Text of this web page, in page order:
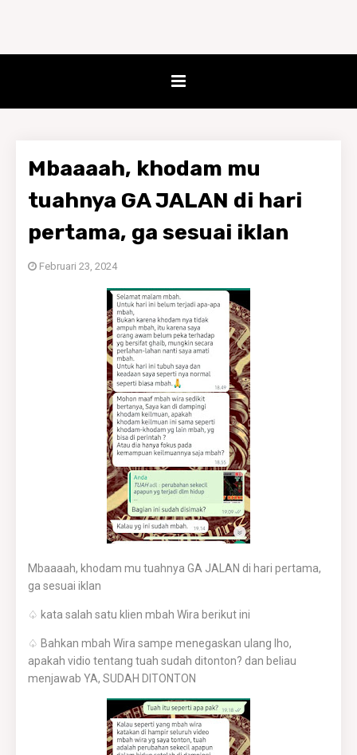
Mbaaaah, khodam mu
tuahnya GA JALAN di hari
pertama, ga sesuai iklan
Februari 23, 2024
Mbaaaah, khodam mu tuahnya GA JALAN di hari pertama,
ga sesuai iklan
♤ kata salah satu klien mbah Wira berikut ini
♤ Bahkan mbah Wira sampe menegaskan ulang lho,
apakah vidio tentang tuah sudah ditonton? dan beliau
menjawab YA, SUDAH DITONTON